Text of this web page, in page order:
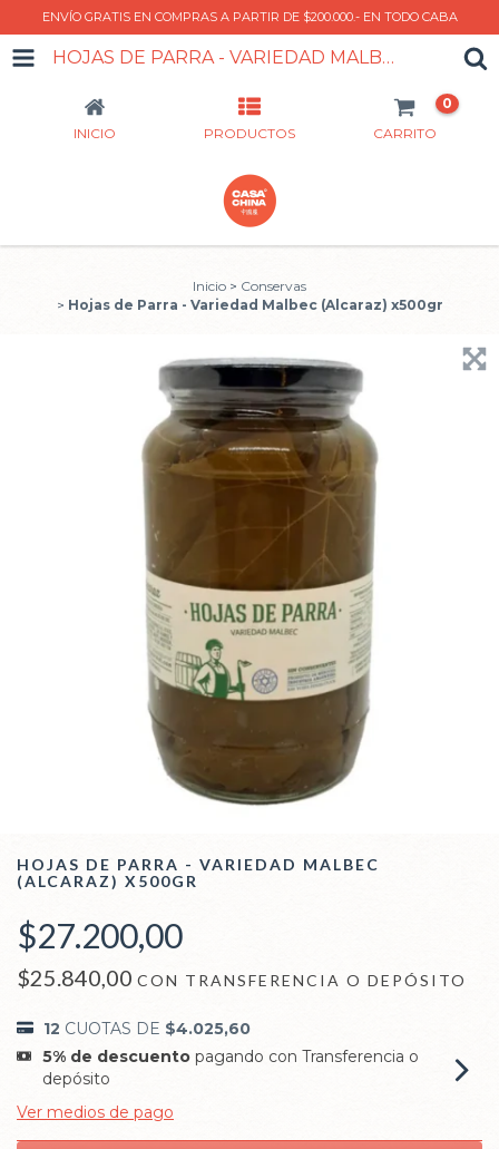
ENVÍO GRATIS EN COMPRAS A PARTIR DE $200.000.- EN TODO CABA
HOJAS DE PARRA - VARIEDAD MALBEC (ALCARAZ) X500GR
INICIO PRODUCTOS CARRITO
0
Inicio > Conservas
> Hojas de Parra - Variedad Malbec (Alcaraz) x500gr
HOJAS DE PARRA - VARIEDAD MALBEC
(ALCARAZ) X500GR
$27.200,00
$25.840,00 CON TRANSFERENCIA O DEPÓSITO
12 CUOTAS DE $4.025,60
5% de descuento pagando con Transferencia o
depósito
Ver medios de pago